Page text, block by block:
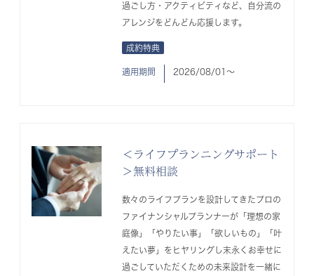
過ごし方・アクティビティなど、自分流の
アレンジをどんどん応援します。
成約特典
適用期間 2026/08/01〜
＜ライフプランニングサポート
＞無料相談
数々のライフプランを設計してきたプロの
ファイナンシャルプランナーが「理想の家
庭像」「やりたい事」「欲しいもの」「叶
えたい夢」をヒヤリングし末永くお幸せに
過ごしていただくための未来設計を一緒に